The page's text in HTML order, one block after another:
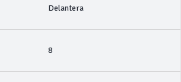
Delantera
8